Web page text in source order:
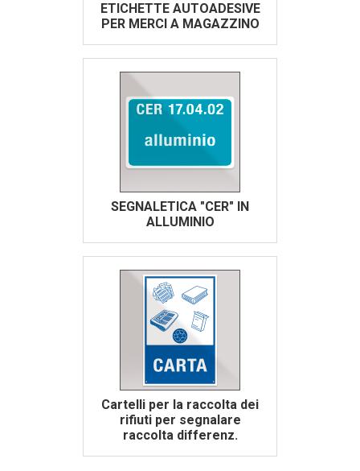
ETICHETTE AUTOADESIVE
PER MERCI A MAGAZZINO
SEGNALETICA "CER" IN
ALLUMINIO
Cartelli per la raccolta dei
rifiuti per segnalare
raccolta differenz.